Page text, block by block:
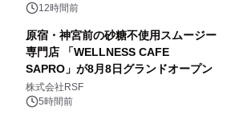
ぐっと豊かに
12時間前
原宿・神宮前の砂糖不使用スムージー
専門店 「WELLNESS CAFE
SAPRO」が8月8日グランドオープン
株式会社RSF
5時間前